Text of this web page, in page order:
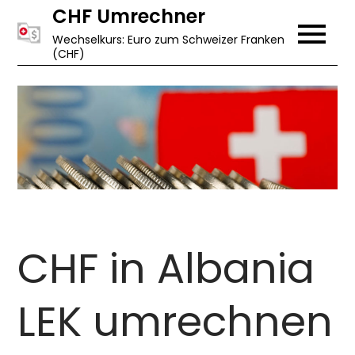
CHF Umrechner
Wechselkurs: Euro zum Schweizer Franken
(CHF)
CHF in Albania
LEK umrechnen